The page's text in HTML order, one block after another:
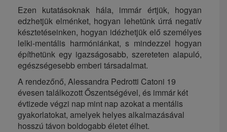
Ezen kutatásoknak hála, immár értjük, hogyan
edzhetjük elménket, hogyan lehetünk úrrá negatív
késztetéseinken, hogyan idézhetjük elő személyes
lelki-mentális harmóniánkat, s mindezzel hogyan
építhetünk egy igazságosabb, szereteten alapuló,
egészségesebb emberi társadalmat.
A rendezőnő, Alessandra Pedrotti Catoni 19
évesen találkozott Őszentségével, és immár két
évtizede végzi nap mint nap azokat a mentális
gyakorlatokat, amelyek helyes alkalmazásával
hosszú távon boldogabb életet élhet.